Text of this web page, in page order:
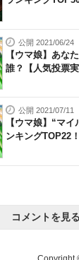
公開 2021/06/24
【ウマ娘】あな
誰？【人気投票実
公開 2021/07/11
【ウマ娘】“マ
ンキングTOP22
コメントを見